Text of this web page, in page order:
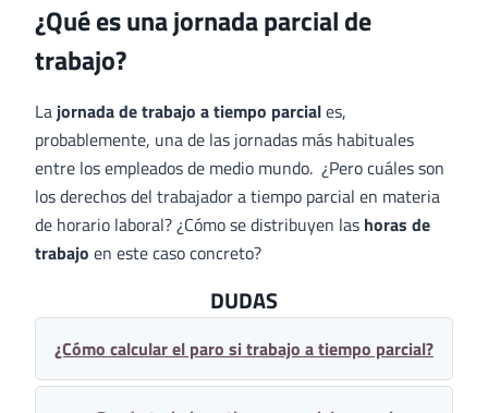
¿Qué es una jornada parcial de
trabajo?
La jornada de trabajo a tiempo parciales,
probablemente, una de las jornadas más habituales
entre los empleados de medio mundo. ¿Pero cuáles son
los derechos del trabajador a tiempo parcial en materia
de horario laboral? ¿Cómo se distribuyen las horas de
trabajo en este caso concreto?
DUDAS
¿Cómo calcular el paro si trabajo a tiempo parcial?